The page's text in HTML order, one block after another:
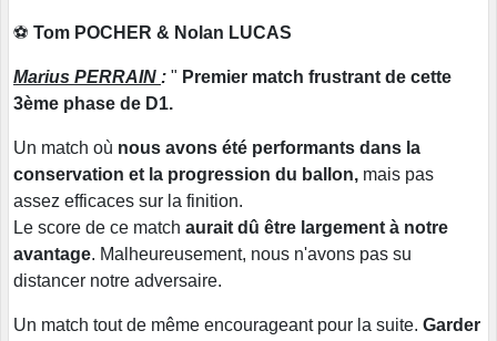
⚽ Tom POCHER & Nolan LUCAS
Marius PERRAIN : " Premier match frustrant de cette
3ème phase de D1.
Un match où nous avons été performants dans la
conservation et la progression du ballon, mais pas
assez efficaces sur la finition.
Le score de ce match aurait dû être largement à notre
avantage. Malheureusement, nous n'avons pas su
distancer notre adversaire.
Un match tout de même encourageant pour la suite. Garder